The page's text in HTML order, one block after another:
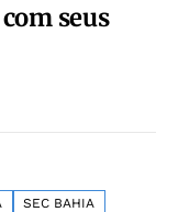
seus
SEC BAHIA